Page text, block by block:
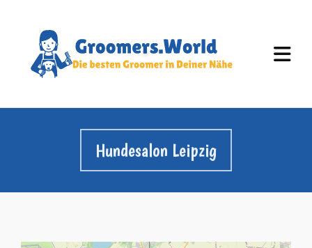
Hundesalon Leipzig